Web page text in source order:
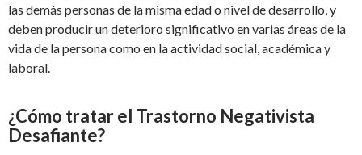
las demás personas de la misma edad o nivel de desarrollo, y
deben producir un deterioro significativo en varias áreas de la
vida de la persona como en la actividad social, académica y
laboral.
¿Cómo tratar el Trastorno Negativista
Desafiante?